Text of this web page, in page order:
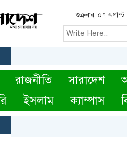
শুক্রবার, ০৭
রাজনীতি সারাদেশ
ইসলাম ক্যাম্পাস